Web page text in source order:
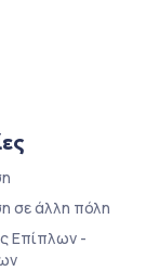
σε άλλη πόλη
Επίπλων -